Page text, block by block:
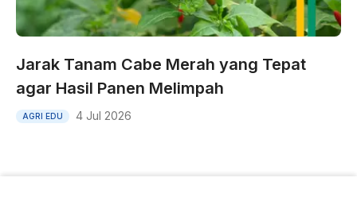
Jarak Tanam Cabe Merah yang Tepat
agar Hasil Panen Melimpah
AGRI EDU 4 Jul 2026